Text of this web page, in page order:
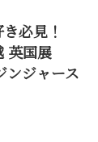
必見！
英国展
ンジャース